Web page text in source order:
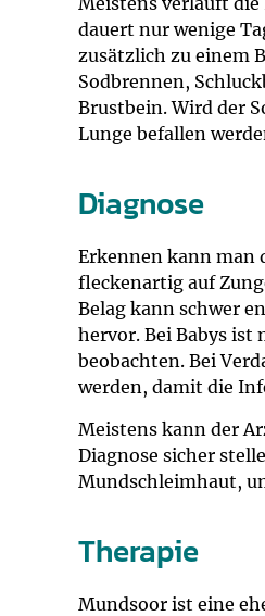
dauert nur wenige
zusätzlich zu einem
Sodbrennen,
Brustbein. Wird der
Lunge befallen
Diagnose
Erkennen kann man
fleckenartig auf
Belag kann schwer
hervor. Bei Babys ist
beobachten. Bei
werden, damit die
Meistens kann der
Diagnose sicher
Mundschleimhaut,
Therapie
Mundsoor ist eine